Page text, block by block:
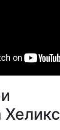
Хеликс